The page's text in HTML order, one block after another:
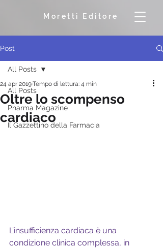
Moretti Editore
Post
All Posts
Pharma Magazine
Il Gazzettino della Farmacia
All Posts
Oltre lo scompenso
cardiaco
24 apr 2019Tempo di lettura: 4 min
L’insufficienza cardiaca è una
condizione clinica complessa, in